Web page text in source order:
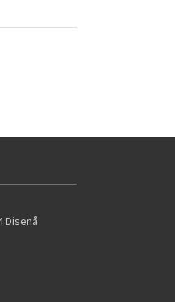
Disenå